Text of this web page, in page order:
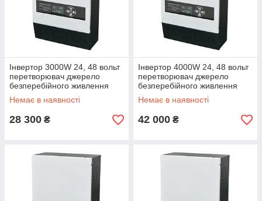
Інвертор 3000W 24, 48 вольт
перетворювач джерело
безперебійного живлення
ДБЖ UPS код товару 10845
Немає в наявності
28 300 ₴
Інвертор 4000W 24, 48 вольт
перетворювач джерело
безперебійного живлення
ДБЖ UPS код товару 10846
Немає в наявності
42 000 ₴